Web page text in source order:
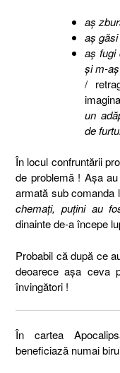
aş
aş găsi
aş fugi
şi m-
/
un
de
În locul confruntării
de problemă ! Aşa
armată sub comanda
chemaţi, puţini au
dinainte de-a începe
Probabil că după ce
deoarece aşa
învingători !
În cartea
beneficiază numai